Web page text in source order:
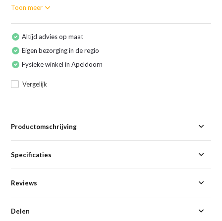
Toon meer
Altijd advies op maat
Eigen bezorging in de regio
Fysieke winkel in Apeldoorn
Vergelijk
Productomschrijving
Specificaties
Reviews
Delen